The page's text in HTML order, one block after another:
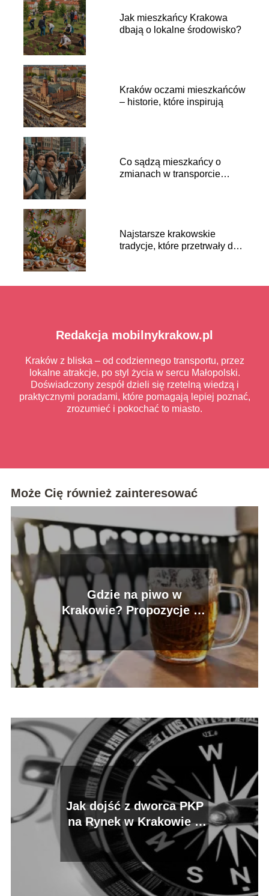
Jak mieszkańcy Krakowa
dbają o lokalne środowisko?
Kraków oczami mieszkańców
– historie, które inspirują
Co sądzą mieszkańcy o
zmianach w transporcie
Najstarsze krakowskie
tradycje, które przetrwały do
Redakcja mobilnykrakow.pl
Kraków z bliska – od codziennego transportu, przez
lokalne atrakcje, po styl życia w sercu Małopolski.
Doświadczony zespół dzieli się rzetelną wiedzą i
praktycznymi poradami, które pomagają lepiej poznać,
zrozumieć i pokochać to miasto.
Może Cię również zainteresować
Gdzie na piwo w
Krakowie? Propozycje na
wieczorne wyjście
Jak dojść z dworca PKP
na Rynek w Krakowie –
praktyczne wskazówki